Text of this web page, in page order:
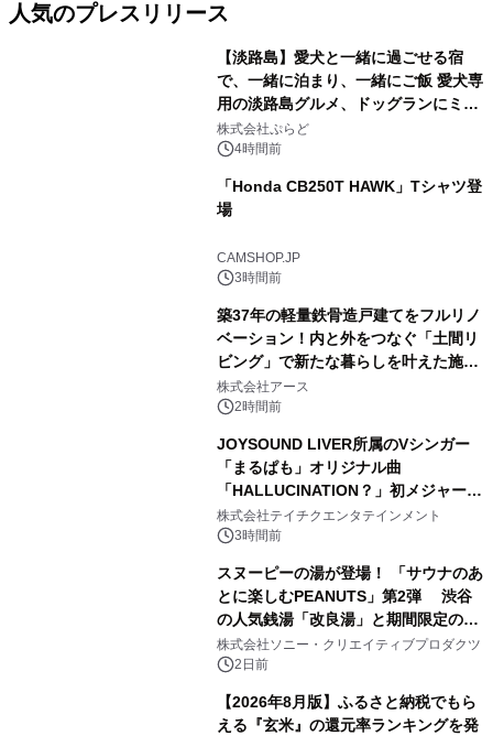
人気のプレスリリース
【淡路島】愛犬と一緒に過ごせる宿
で、一緒に泊まり、一緒にご飯 愛犬専
用の淡路島グルメ、ドッグランにミニ
プール グランピングとトレーラーハウ
スの2施設で
株式会社ぷらど
4時間前
「Honda CB250T HAWK」Tシャツ登
場
CAMSHOP.JP
3時間前
築37年の軽量鉄骨造戸建てをフルリノ
ベーション！内と外をつなぐ「土間リ
ビング」で新たな暮らしを叶えた施工
事例を株式会社アースが公開
株式会社アース
2時間前
JOYSOUND LIVER所属のVシンガー
「まるぱも」オリジナル曲
「HALLUCINATION？」初メジャー配
信リリース決定！
株式会社テイチクエンタテインメント
3時間前
スヌーピーの湯が登場！ 「サウナのあ
とに楽しむPEANUTS」第2弾 渋谷
の人気銭湯「改良湯」と期間限定のコ
ラボレーション サウナイキタイコラ
ボグッズも発売決定！
株式会社ソニー・クリエイティブプロダクツ
2日前
【2026年8月版】ふるさと納税でもら
える『玄米』の還元率ランキングを発